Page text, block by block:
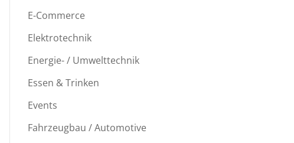
E-Commerce
Elektrotechnik
Energie- / Umwelttechnik
Essen & Trinken
Events
Fahrzeugbau / Automotive